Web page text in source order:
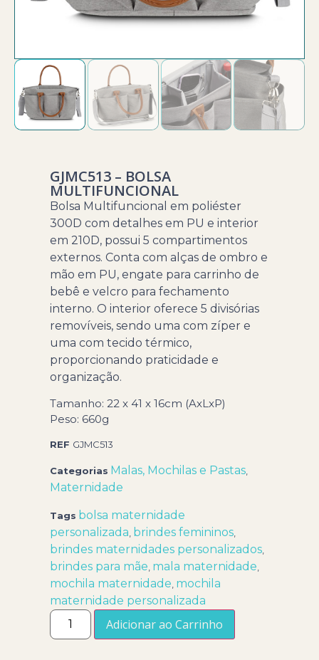
GJMC513 – BOLSA
MULTIFUNCIONAL
Bolsa Multifuncional em poliéster
300D com detalhes em PU e interior
em 210D, possui 5 compartimentos
externos. Conta com alças de ombro e
mão em PU, engate para carrinho de
bebê e velcro para fechamento
interno. O interior oferece 5 divisórias
removíveis, sendo uma com zíper e
uma com tecido térmico,
proporcionando praticidade e
organização.
Tamanho: 22 x 41 x 16cm (AxLxP)
Peso: 660g
REF GJMC513
Categorias Malas, Mochilas e Pastas
Maternidade
Tags bolsa maternidade
personalizada brindes femininos
brindes maternidades personalizados
brindes para mãe mala maternidade
mochila maternidade mochila
maternidade personalizada
Adicionar ao Carrinho